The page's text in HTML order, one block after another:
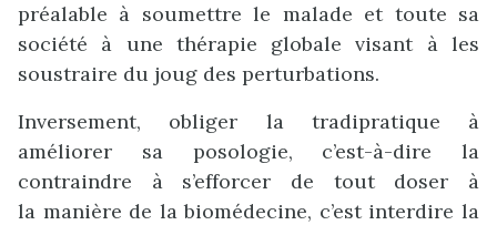
préalable à soumettre le malade et toute sa
société à une thérapie globale visant à les
soustraire du joug des perturbations.
Inversement, obliger la tradipratique à
améliorer sa posologie, c’est-à-dire la
contraindre à s’efforcer de tout doser à
la manière de la biomédecine, c’est interdire la